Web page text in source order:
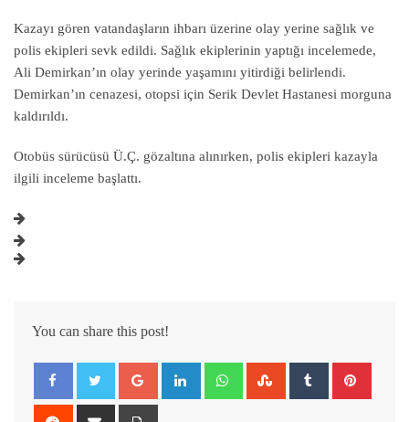
Kazayı gören vatandaşların ihbarı üzerine olay yerine sağlık ve
polis ekipleri sevk edildi. Sağlık ekiplerinin yaptığı incelemede,
Ali Demirkan’ın olay yerinde yaşamını yitirdiği belirlendi.
Demirkan’ın cenazesi, otopsi için Serik Devlet Hastanesi morguna
kaldırıldı.
Otobüs sürücüsü Ü.Ç. gözaltına alınırken, polis ekipleri kazayla
ilgili inceleme başlattı.
You can share this post!